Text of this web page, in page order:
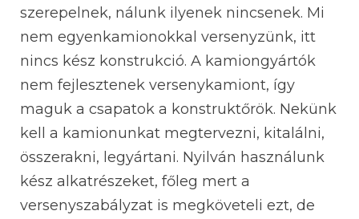
szerepelnek, nálunk ilyenek nincsenek. Mi
nem egyenkamionokkal versenyzünk, itt
nincs kész konstrukció. A kamiongyártók
nem fejlesztenek versenykamiont, így
maguk a csapatok a konstruktőrök. Nekünk
kell a kamionunkat megtervezni, kitalálni,
összerakni, legyártani. Nyilván használunk
kész alkatrészeket, főleg mert a
versenyszabályzat is megköveteli ezt, de